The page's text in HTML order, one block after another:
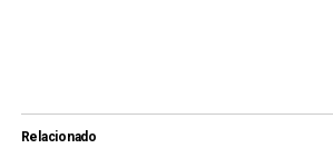
Relacionado